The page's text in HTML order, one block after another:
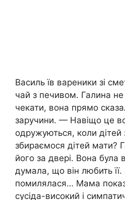
Василь їв вареники зі
чай з печивом. Галина
чекати, вона прямо
заручини. — Навіщо це
одружуються, коли
збираємося дітей мати?
його за двері. Вона була
думала, що він любить
помилялася… Мама
сусіда-високий і